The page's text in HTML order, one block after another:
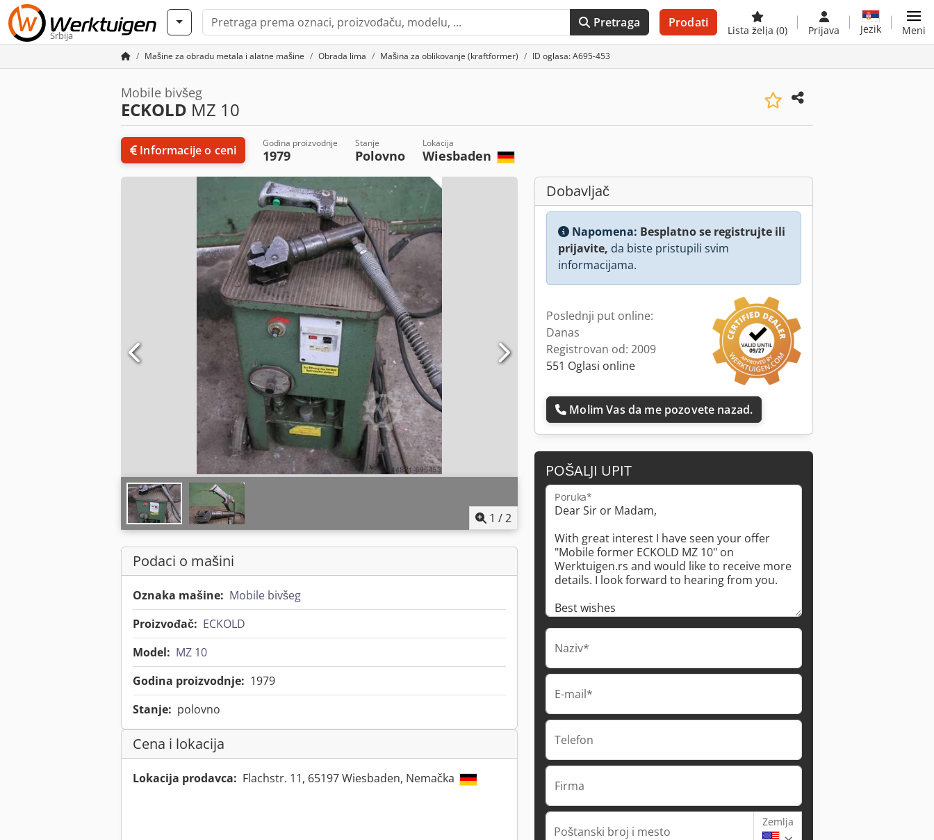
Srbija
Pretraga Prodati
Lista želja (0) Prijava Jezik Meni
Mašine za obradu metala i alatne mašine Obrada lima Mašina za oblikovanje (kraftformer) ID oglasa: A695-453
Mobile bivšeg
ECKOLD MZ 10
Informacije o ceni Godina proizvodnje
1979
Stanje
Polovno
Lokacija
Wiesbaden
1 /2
Podaci o mašini
Oznaka mašine: Mobile bivšeg
Proizvođač: ECKOLD
Model: MZ 10
Godina proizvodnje: 1979
Stanje: polovno
Cena i lokacija
Lokacija prodavca: Flachstr. 11, 65197 Wiesbaden, Nemačka
Dobavljač
Napomena: Besplatno se registrujte ili
prijavite, da biste pristupili svim
informacijama.
Poslednji put online:
Danas
Registrovan od: 2009
551 Oglasi online
Molim Vas da me pozovete nazad.
POŠALJI UPIT
Poruka*
Naziv*
E-mail*
Telefon
Firma
Poštanski broj i mesto
Zemlja